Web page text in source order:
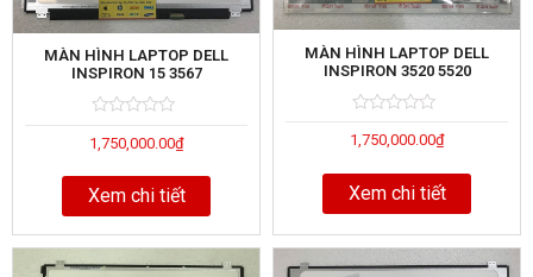
MÀN HÌNH LAPTOP DELL
INSPIRON 15 3567
0
of
1,750,000.00₫
Xem chi tiết
MÀN HÌNH LAPTOP DELL
INSPIRON 3520 5520
0
of
1,750,000.00₫
Xem chi tiết